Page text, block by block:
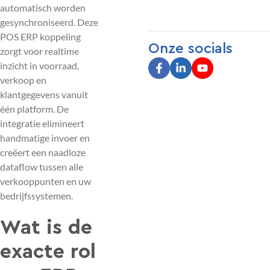
automatisch worden
gesynchroniseerd. Deze
POS ERP koppeling
zorgt voor realtime
inzicht in voorraad,
verkoop en
klantgegevens vanuit
één platform. De
integratie elimineert
handmatige invoer en
creëert een naadloze
dataflow tussen alle
verkooppunten en uw
bedrijfssystemen.
Wat is de
exacte rol
Onze socials